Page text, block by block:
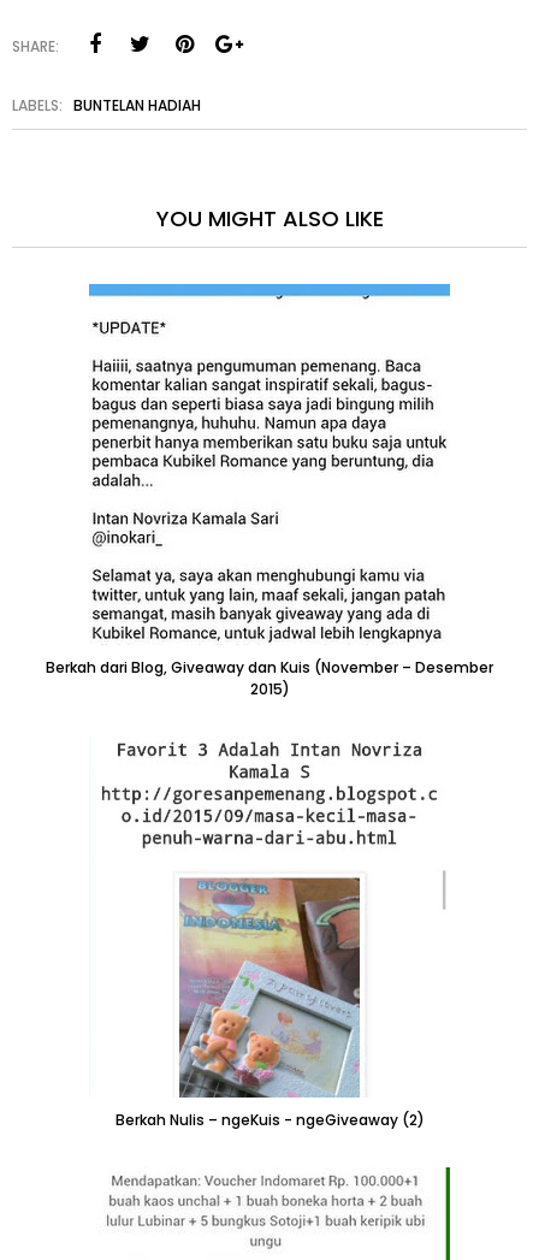
SHARE:
LABELS: BUNTELAN HADIAH
YOU MIGHT ALSO LIKE
Berkah dari Blog, Giveaway dan Kuis (November – Desember
2015)
Berkah Nulis – ngeKuis - ngeGiveaway (2)